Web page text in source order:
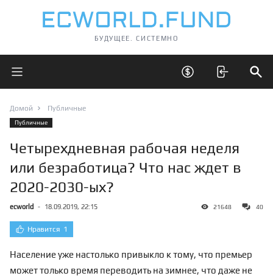
БУДУЩЕЕ. СИСТЕМНО
Открыть главное меню Открыть скрытые
Домой Публичные
Публичные
Четырехдневная рабочая неделя
или безработица? Что нас ждет в
2020-2030-ых?
ecworld - 18.09.2019, 22:15 21648 40
Нравится 1
Население уже настолько привыкло к тому, что премьер
может только время переводить на зимнее, что даже не